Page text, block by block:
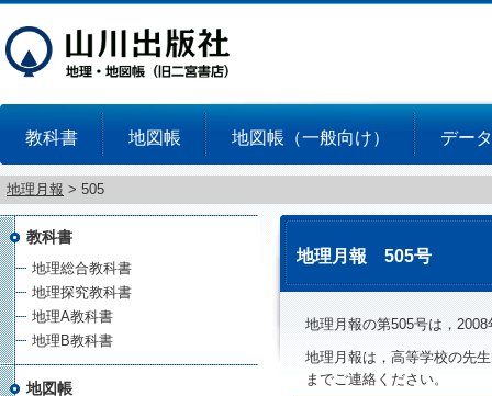
教科書 地図帳 地図帳（一般向け） デー
地理月報 > 505
地理月報 505号
地理月報の第505号は，
地理月報は，高等学校の先
までご連絡ください。
教科書
地理総合教科書
地理探究教科書
地理A教科書
地理B教科書
地図帳